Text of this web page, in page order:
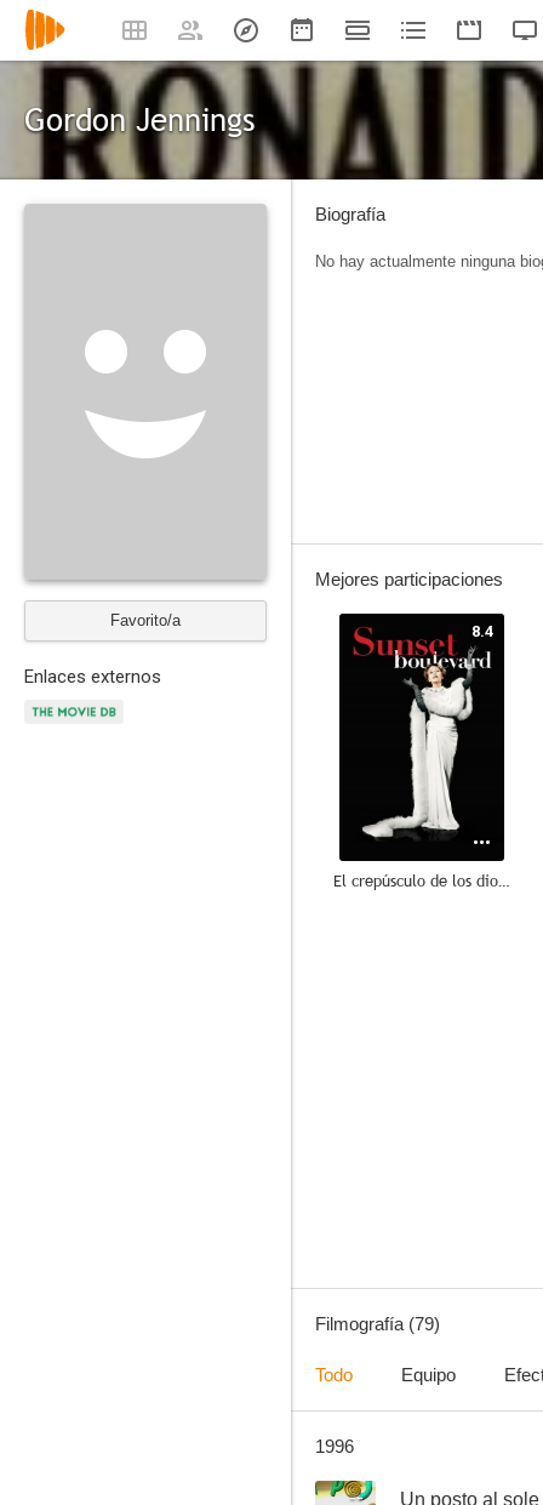
Gordon Jennings
Favorito/a
Enlaces externos
Biografía
No hay actualmente ninguna
Mejores participaciones
8.4
El crepúsculo de los dioses
Filmografía (79)
Todo Equipo
1996
-- Un posto al sole